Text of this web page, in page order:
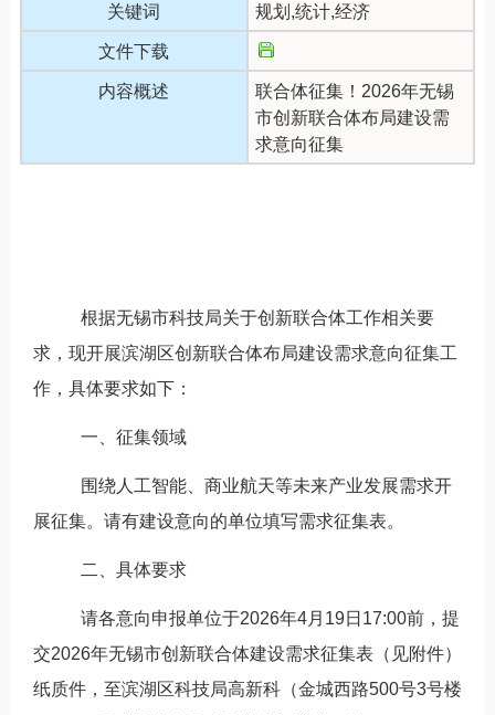
关键词 规划,统计,经济
文件下载
内容概述
联合体征集！2026年无锡
市创新联合体布局建设需
求意向征集
根据无锡市科技局关于创新联合体工作相关要
求，现开展滨湖区创新联合体布局建设需求意向征集工
作，具体要求如下：
一、征集领域
围绕人工智能、商业航天等未来产业发展需求开
展征集。请有建设意向的单位填写需求征集表。
二、具体要求
请各意向申报单位于2026年4月 19日 17:00前，提
交2026年无锡市创新联合体建设需求征集表（见附件）
纸质件，至滨湖区科技局高新科（金城西路500号3号楼